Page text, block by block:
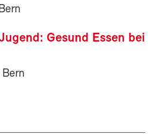
Gesund Essen bei